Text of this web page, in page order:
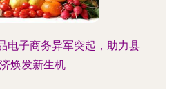
电子商务异军突起，助力县
焕发新生机